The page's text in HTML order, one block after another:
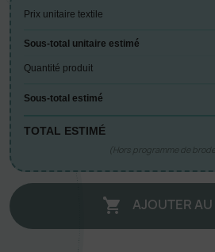
Prix unitaire textile
Sous-total unitaire estimé
Quantité produit
Sous-total estimé
TOTAL ESTIMÉ
(Hors programme de
 AJOUTER AU